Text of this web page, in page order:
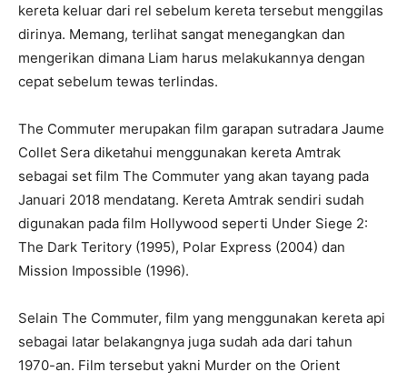
kereta keluar dari rel sebelum kereta tersebut menggilas
dirinya. Memang, terlihat sangat menegangkan dan
mengerikan dimana Liam harus melakukannya dengan
cepat sebelum tewas terlindas.
The Commuter merupakan film garapan sutradara Jaume
Collet Sera diketahui menggunakan kereta Amtrak
sebagai set film The Commuter yang akan tayang pada
Januari 2018 mendatang. Kereta Amtrak sendiri sudah
digunakan pada film Hollywood seperti Under Siege 2:
The Dark Teritory (1995), Polar Express (2004) dan
Mission Impossible (1996).
Selain The Commuter, film yang menggunakan kereta api
sebagai latar belakangnya juga sudah ada dari tahun
1970-an. Film tersebut yakni Murder on the Orient